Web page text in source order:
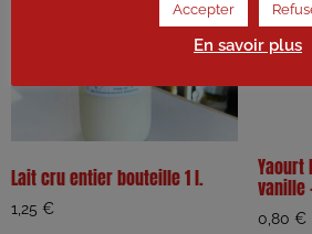
Lait cru entier bouteille 1 l.
1,25 €
Yaourt
vanille
0,80 €
Accepter
En savoir plus